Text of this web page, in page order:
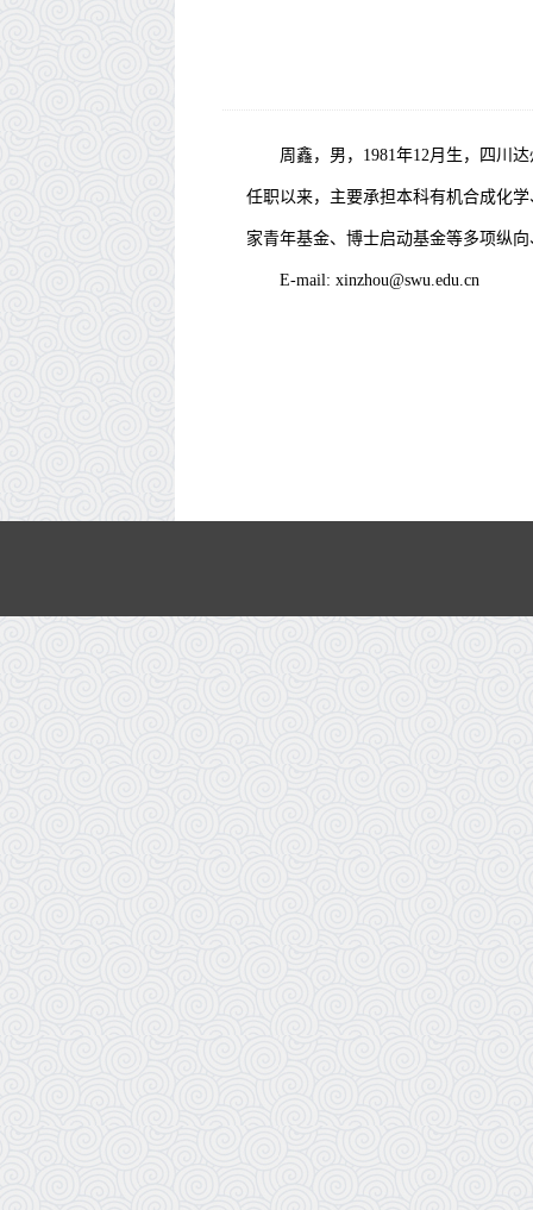
周鑫，男， 1981年12 月生，四川
任职以来，主要承担本科有机合成化
家青年基金、博士启动基金等多项纵
E-mail: xinzhou@swu.edu.cn